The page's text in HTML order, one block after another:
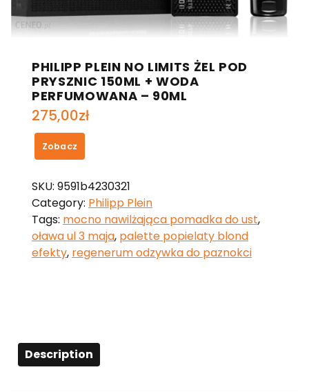
PHILIPP PLEIN NO LIMITS ŻEL POD
PRYSZNIC 150ML + WODA
PERFUMOWANA – 90ML
275,00zł
Zobacz
SKU: 9591b4230321
Category: Philipp Plein
Tags: mocno nawilżająca pomadka do ust,
oława ul 3 maja, palette popielaty blond
efekty, regenerum odzywka do paznokci
Description